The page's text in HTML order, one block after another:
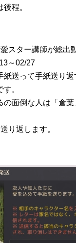
程。
愛スター講師が総出
～02/27
紙送って手紙送り
。
の面倒な人は「倉
り返します。